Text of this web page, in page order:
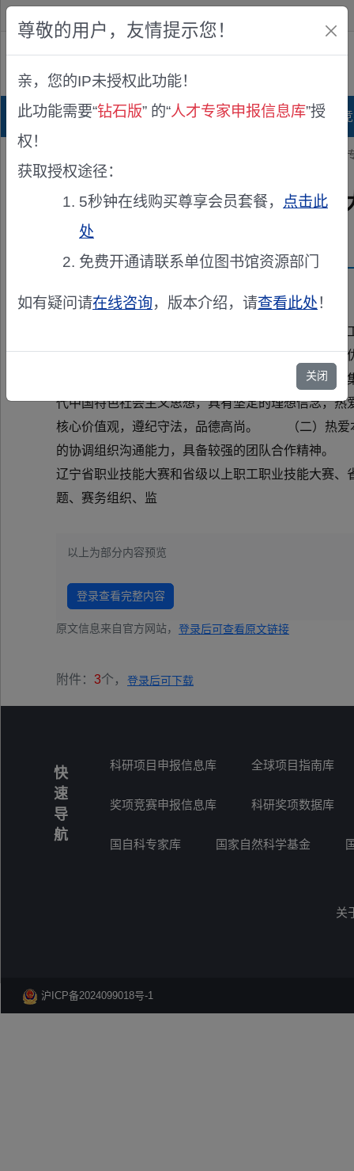
公众版
首页 科研项目库 项目指南库 奖项
> 关于做好征集辽宁省职业技能大赛技术
关于做好征集辽宁省职业技
发布机构：
各市人力资源和社会保障局，沈抚示范区
简称第三届省赛）筹备工作，进一步提高办赛质量
的优质平台，培育选拔更多高技能领军人才，决
代中国特色社会主义思想，具有坚定的理想信念，热
核心价值观，遵纪守法，品德高尚。 （二）热爱
的协调组织沟通能力，具备较强的团队合作精神。
辽宁省职业技能大赛和省级以上职工职业技能大赛、
题、赛务组织、监
以上为部分内容预览
登录查看完整内容
原文信息来自官方网站， 登录后可查看原文链接
附件： 3个， 登录后可下载
快
速
导
航
科研项目申报信息库 全球项目指南库
奖项竞赛申报信息库 科研奖项数据库
国自科专家库 国家自然科学基金
关
沪ICP备2024099018号-1
尊敬的用户，友情提示您！
亲，您的IP未授权此功能！
此功能需要“钻石版” 的“人才专家申报信息库”授
权！
获取授权途径：
5秒钟在线购买尊享会员套餐， 点击此
处
免费开通请联系单位图书馆资源部门
如有疑问请在线咨询，版本介绍，请查看此处！
关闭